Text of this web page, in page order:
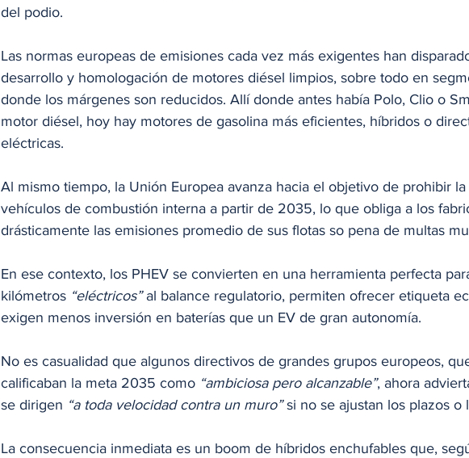
del podio.
Las normas europeas de emisiones cada vez más exigentes han
desarrollo y homologación de motores diésel limpios, sobre todo en
donde los márgenes son reducidos. Allí donde antes había Polo, Clio o
motor diésel, hoy hay motores de gasolina más eficientes, híbridos o
eléctricas.
Al mismo tiempo, la Unión Europea avanza hacia el objetivo de prohibir
vehículos de combustión interna a partir de 2035, lo que obliga a los
drásticamente las emisiones promedio de sus flotas so pena de multas
En ese contexto, los PHEV se convierten en una herramienta perfecta
kilómetros “eléctricos” al balance regulatorio, permiten ofrecer etiqueta
exigen menos inversión en baterías que un EV de gran autonomía.
No es casualidad que algunos directivos de grandes grupos europeos,
calificaban la meta 2035 como “ambiciosa pero alcanzable”, ahora
se dirigen “a toda velocidad contra un muro” si no se ajustan los plazos o
La consecuencia inmediata es un boom de híbridos enchufables que,